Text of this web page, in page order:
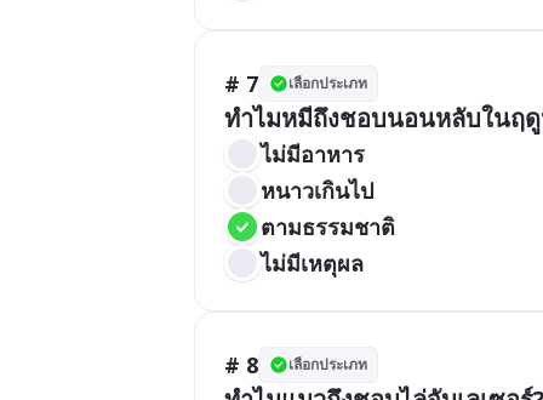
# 7 เลือกประเภท
ทำไมหมีถึงชอบนอนหลับในฤ
ไม่มีอาหาร
หนาวเกินไป
ตามธรรมชาติ
ไม่มีเหตุผล
# 8 เลือกประเภท